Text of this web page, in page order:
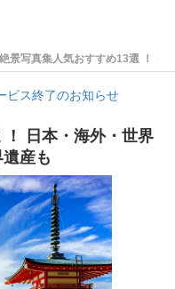
絶景写真集人気おすすめ13選 ！ 日
ビス終了のお知らせ
日本・海外・世界
産も